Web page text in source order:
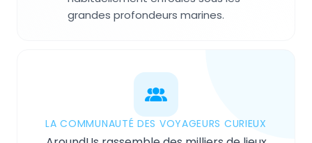
grandes profondeurs marines.
LA COMMUNAUTÉ DES VOYAGEURS CURIEUX